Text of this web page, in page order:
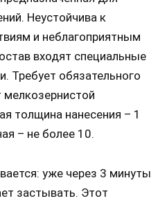
Неустойчива к
и неблагоприятным
входят специальные
Требует обязательного
толщина нанесения – 1
– не более 10.
уже через 3 минуты
застывать. Этот